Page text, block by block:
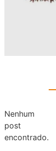
Nenhum
post
encontrado.